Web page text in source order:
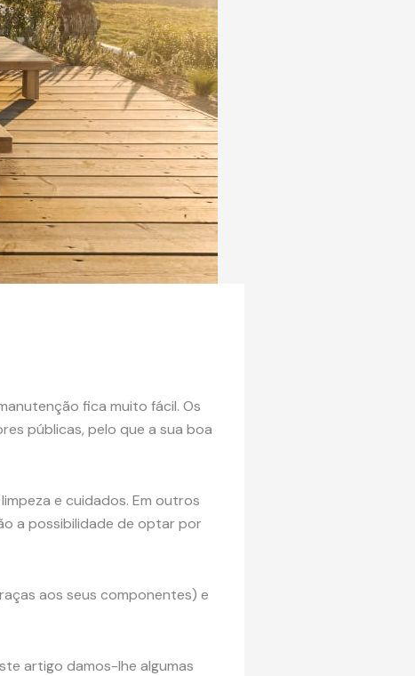
fica muito fácil. Os
públicas, pelo que a sua boa
e cuidados. Em outros
a possibilidade de optar por
aos seus componentes) e
artigo damos-lhe algumas